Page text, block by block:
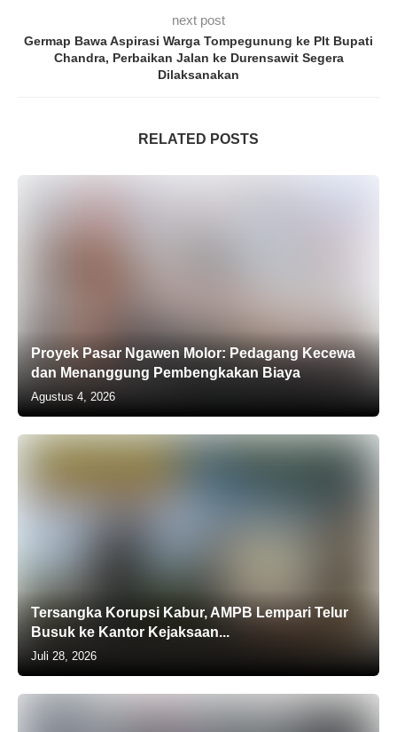
next post
Germap Bawa Aspirasi Warga Tompegunung ke Plt Bupati
Chandra, Perbaikan Jalan ke Durensawit Segera
Dilaksanakan
RELATED POSTS
Proyek Pasar Ngawen Molor: Pedagang Kecewa
dan Menanggung Pembengkakan Biaya
Agustus 4, 2026
Tersangka Korupsi Kabur, AMPB Lempari Telur
Busuk ke Kantor Kejaksaan...
Juli 28, 2026